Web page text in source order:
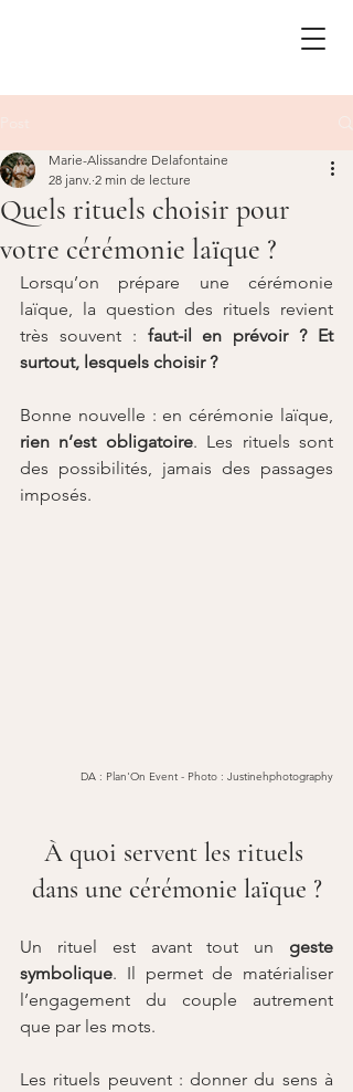
Quels rituels choisir pour
votre cérémonie laïque ?
Marie-Alissandre Delafontaine
28 janv. 2 min de lecture
Lorsqu’on prépare une cérémonie
laïque, la question des rituels revient
très souvent : faut-il en prévoir ? Et
surtout, lesquels choisir ?
rien n’est obligatoire. Les rituels sont
des possibilités, jamais des passages
imposés.
DA : Plan'On Event - Photo : Justinehphotography
À quoi servent les rituels
dans une cérémonie laïque ?
Un rituel est avant tout un geste
symbolique. Il permet de matérialiser
l’engagement du couple autrement
que par les mots.
Les rituels peuvent : donner du sens à